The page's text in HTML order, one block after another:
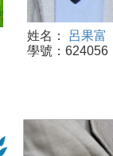
姓名：
呂果富
學號：624056